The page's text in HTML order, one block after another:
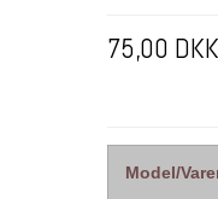
75,00 DKK
Model/